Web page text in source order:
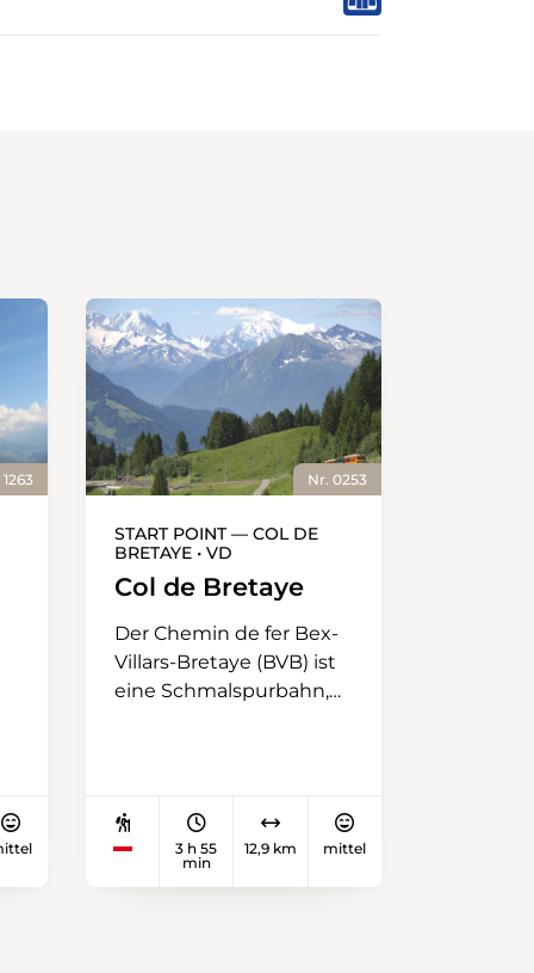
Nr. 0253
START POINT — COL DE
BRETAYE • VD
Col de Bretaye
Der Chemin de fer Bex-
Villars-Bretaye (BVB) ist
eine Schmalspurbahn,
Wagen einsteigt,
geniesst eine
aussergewöhn­liche
3 h 55
min
12,9 km mittel